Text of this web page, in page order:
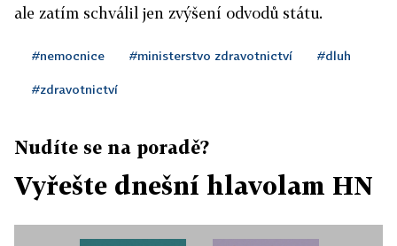
ale zatím schválil jen zvýšení odvodů státu.
#nemocnice #ministerstvo zdravotnictví #dluh
#zdravotnictví
Nudíte se na poradě?
Vyřešte dnešní hlavolam HN